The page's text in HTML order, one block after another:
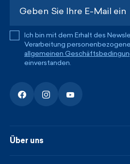
Ich bin mit dem Erhalt des
Verarbeitung
allgemeinen
einverstanden.
Über uns